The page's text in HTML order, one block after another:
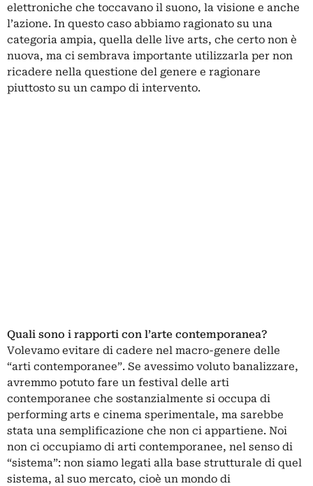
elettroniche che toccavano il suono, la visione e anche
l’azione. In questo caso abbiamo ragionato su una
categoria ampia, quella delle live arts, che certo non è
nuova, ma ci sembrava importante utilizzarla per non
ricadere nella questione del genere e ragionare
piuttosto su un campo di intervento.
Quali sono i rapporti con l’arte contemporanea?
Volevamo evitare di cadere nel macro-genere delle
“arti contemporanee”. Se avessimo voluto banalizzare,
avremmo potuto fare un festival delle arti
contemporanee che sostanzialmente si occupa di
performing arts e cinema sperimentale, ma sarebbe
stata una semplificazione che non ci appartiene. Noi
non ci occupiamo di arti contemporanee, nel senso di
“sistema”: non siamo legati alla base strutturale di quel
sistema, al suo mercato, cioè un mondo di